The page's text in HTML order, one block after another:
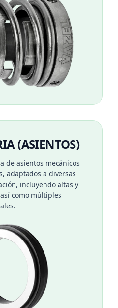
(ASIENTOS)
de asientos mecánicos
adaptados a diversas
incluyendo altas y
como múltiples